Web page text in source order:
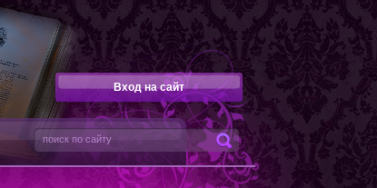
Вход на сайт